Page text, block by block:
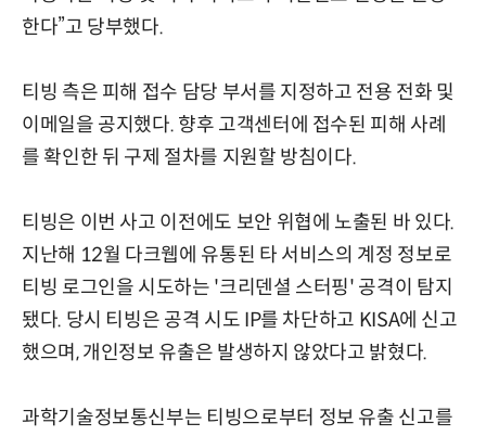
한다”고 당부했다.
티빙 측은 피해 접수 담당 부서를 지정하고 전용 전화 및
이메일을 공지했다. 향후 고객센터에 접수된 피해 사례
를 확인한 뒤 구제 절차를 지원할 방침이다.
티빙은 이번 사고 이전에도 보안 위협에 노출된 바 있다.
지난해 12월 다크웹에 유통된 타 서비스의 계정 정보로
티빙 로그인을 시도하는 '크리덴셜 스터핑' 공격이 탐지
됐다. 당시 티빙은 공격 시도 IP를 차단하고 KISA에 신고
했으며, 개인정보 유출은 발생하지 않았다고 밝혔다.
과학기술정보통신부는 티빙으로부터 정보 유출 신고를